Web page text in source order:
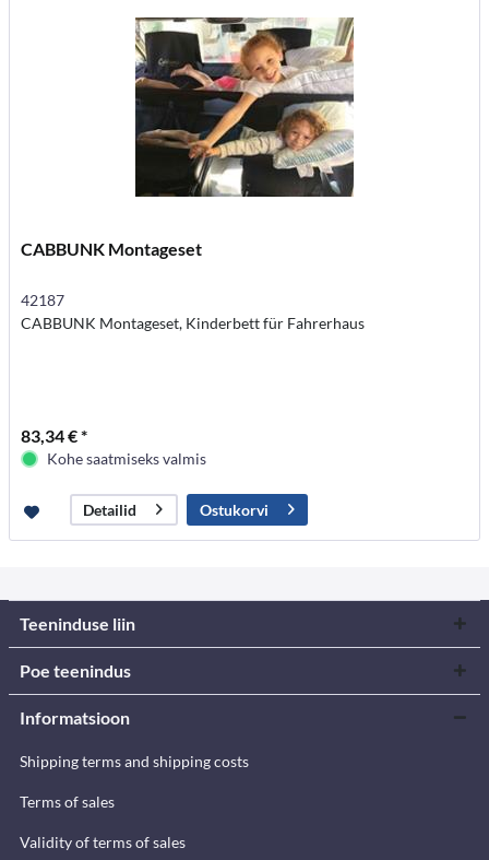
CABBUNK Montageset
42187
CABBUNK Montageset, Kinderbett für Fahrerhaus
83,34 € *
Kohe saatmiseks valmis
Detailid Ostukorvi
Teeninduse liin
Poe teenindus
Informatsioon
Shipping terms and shipping costs
Terms of sales
Validity of terms of sales